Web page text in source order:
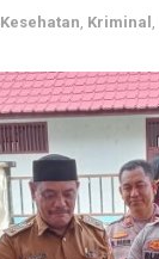
Kesehatan Kriminal